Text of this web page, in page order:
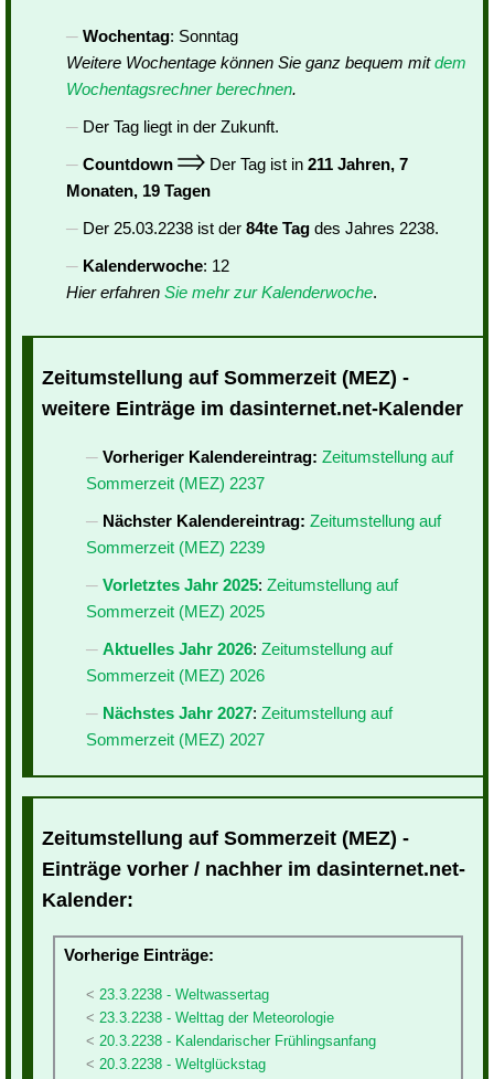
Wochentag: Sonntag
Weitere Wochentage können Sie ganz bequem mitdem
Wochentagsrechner berechnen.
Der Tag liegt in der Zukunft.
Countdown
Der Tag ist in 211 Jahren, 7
Monaten, 19 Tagen
Der 25.03.2238 ist der 84te Tag des Jahres 2238.
Kalenderwoche: 12
Hier erfahren Sie mehr zur Kalenderwoche.
Zeitumstellung auf Sommerzeit (MEZ) -
weitere Einträge im dasinternet.net-Kalender
Vorheriger Kalendereintrag: Zeitumstellung auf
Sommerzeit (MEZ) 2237
Nächster Kalendereintrag: Zeitumstellung auf
Sommerzeit (MEZ) 2239
Vorletztes Jahr 2025: Zeitumstellung auf
Sommerzeit (MEZ) 2025
Aktuelles Jahr 2026: Zeitumstellung auf
Sommerzeit (MEZ) 2026
Nächstes Jahr 2027: Zeitumstellung auf
Sommerzeit (MEZ) 2027
Zeitumstellung auf Sommerzeit (MEZ) -
Einträge vorher / nachher im dasinternet.net-
Kalender:
Vorherige Einträge:
23.3.2238 - Weltwassertag
23.3.2238 - Welttag der Meteorologie
20.3.2238 - Kalendarischer Frühlingsanfang
20.3.2238 - Weltglückstag